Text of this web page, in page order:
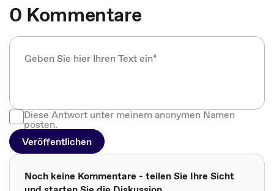
0 Kommentare
Diese Antwort unter meinem anonymen Namen
posten.
Veröffentlichen
Noch keine Kommentare - teilen Sie Ihre Sicht